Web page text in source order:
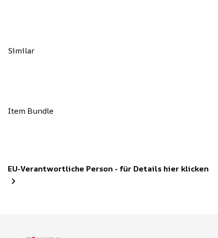
Similar
Item Bundle
EU-Verantwortliche Person - für Details hier klicken